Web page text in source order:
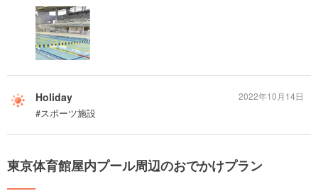
Holiday
#スポーツ施設
2022年10月14日
東京体育館屋内プール周辺のおでかけプラン